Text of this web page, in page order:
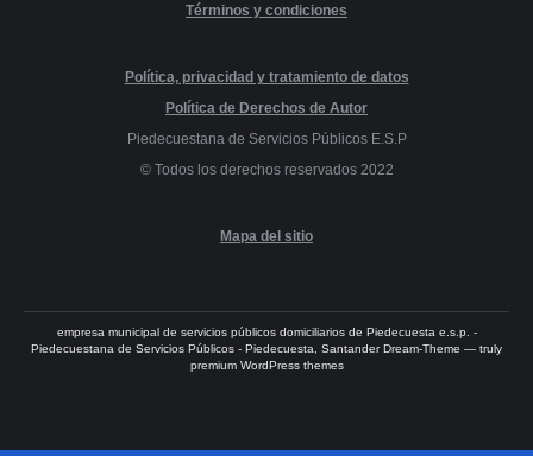
Términos y condiciones
Política, privacidad y tratamiento de datos
Política de Derechos de Autor
Piedecuestana de Servicios Públicos E.S.P
© Todos los derechos reservados 2022
Mapa del sitio
empresa municipal de servicios públicos domiciliarios de Piedecuesta e.s.p. -
Piedecuestana de Servicios Públicos - Piedecuesta, Santander Dream-Theme — truly
premium WordPress themes